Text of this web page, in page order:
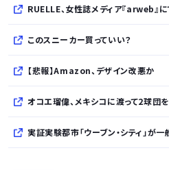
RUELLE、女性誌メディア『arweb』
このスニーカー買っていい？
【悲報】Amazon、デザイン改悪か
オコエ瑠偉、メキシコに渡って2球団を即クビ
実証実験都市「ウーブン・シティ」が一般の居住